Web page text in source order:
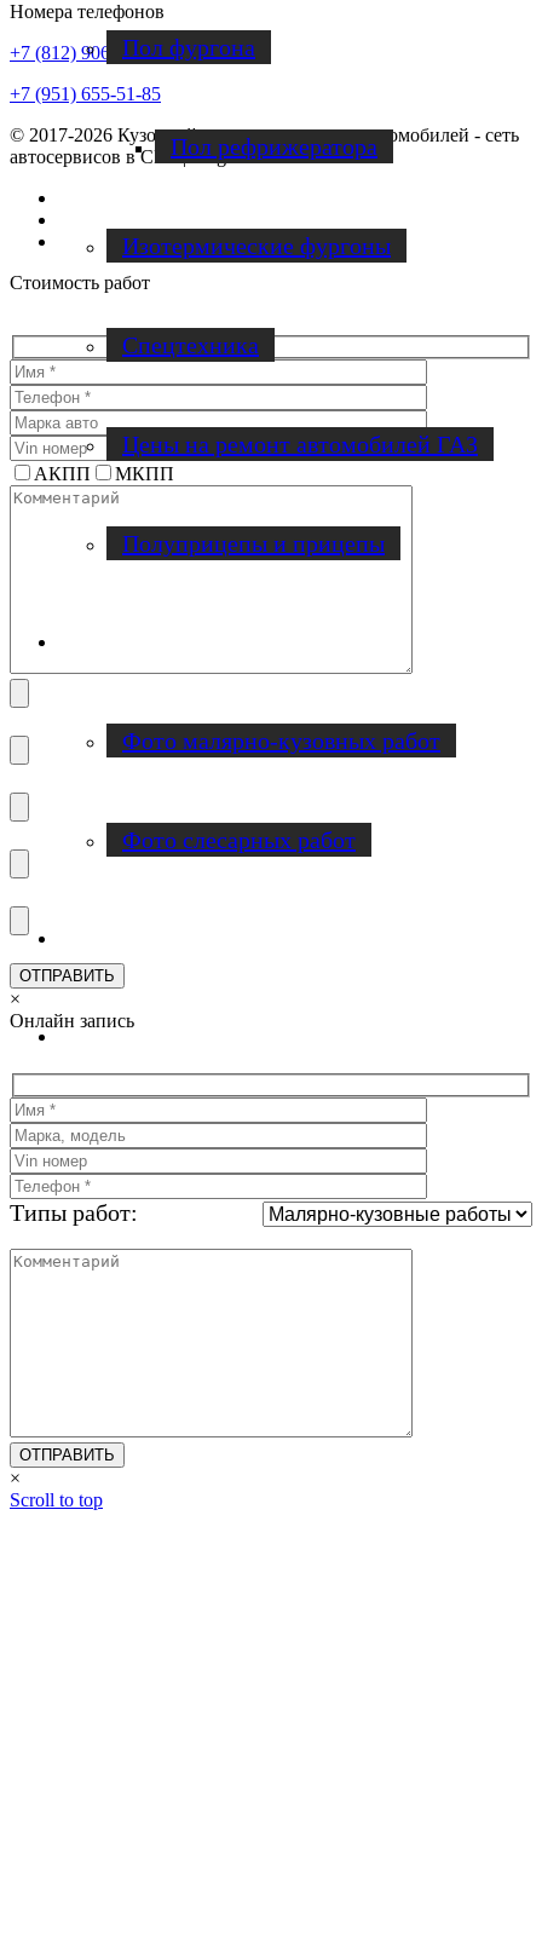
Пол фургона
Пол рефрижератора
Изотермические фургоны
Спецтехника
Цены на ремонт автомобилей ГАЗ
Полуприцепы и прицепы
Фото малярно-кузовных работ
Фото слесарных работ
Номера телефонов
+7 (812) 906-46-51
+7 (951) 655-51-85
© 2017-2026 Кузовной ремонт и покраска автомобилей - сеть
автосервисов в СПб | Magic Cars
Facebook
Стоимость работ
АКПП МКПП
×
Онлайн запись
Типы работ:
×
Scroll to top